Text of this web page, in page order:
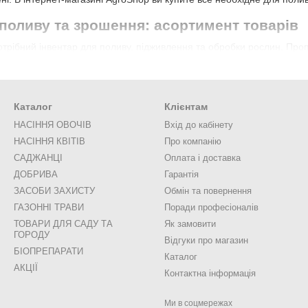
та зрошення: асортимент товарів
про кожну рослину. Пневматичні оприскувачі допоможуть
маленькі оприскувачі (1-2 л) — компактні та зручні для
для шланга — полив без зусиль. Розпилювачі
Розприскувачі для шлангів більш практичні та зручні у
максимально ефективним.
кілька одиниць інвентару для поливу. Наприклад. один
та шкідників.
сад: поради від консультантів
інвентар для поливу, а й знати про правила поливу. Щоб
Каталог
НАСІННЯ ОВОЧІВ
НАСІННЯ КВІТІВ
САДЖАНЦІ
ДОБРИВА
ЗАСОБИ ЗАХИСТУ
ГАЗОННІ ТРАВИ
ТОВАРИ ДЛЯ САДУ ТА
ГОРОДУ
БІОПРЕПАРАТИ
АКЦІЇ
Клієнтам
Вхід до кабінету
Про компанію
Оплата і доставка
Гарантія
Обмін та повернення
Поради професіоналів
Як замовити
Відгуки про магазин
Каталог
Контактна інформація
Ми в соцмережах